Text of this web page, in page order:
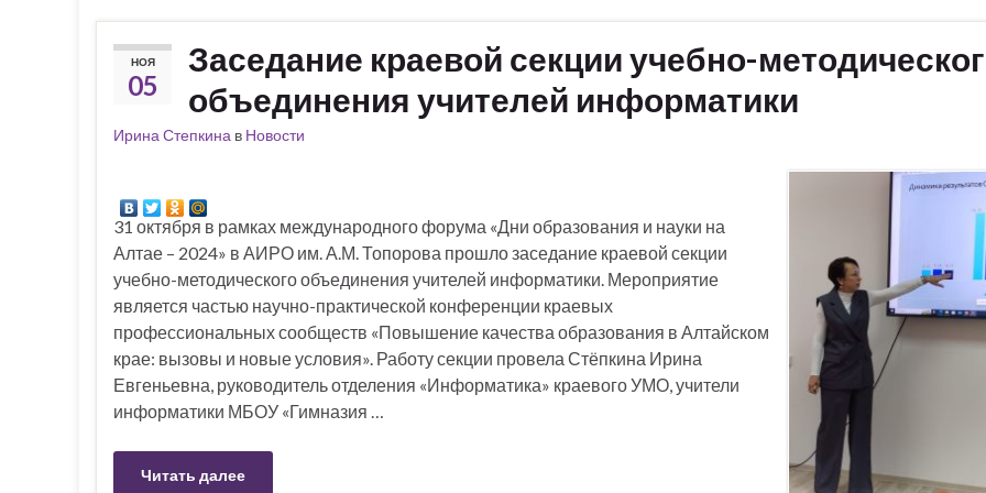
НОЯ
05
Заседание краевой секции учебно-
объединения учителей информатики
Ирина Степкина в Новости
31 октября в рамках международного форума «Дни образования и науки на
Алтае – 2024» в АИРО им. А.М. Топорова прошло заседание краевой секции
учебно-методического объединения учителей информатики. Мероприятие
является частью научно-практической конференции краевых
профессиональных сообществ «Повышение качества образования в Алтайском
крае: вызовы и новые условия». Работу секции провела Стёпкина Ирина
Евгеньевна, руководитель отделения «Информатика» краевого УМО, учители
информатики МБОУ «Гимназия …
Читать далее